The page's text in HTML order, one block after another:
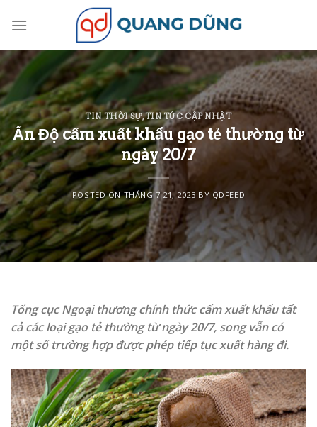
TIN THỜI SỰ,TIN TỨC CẬP NHẬT
Ấn Độ cấm xuất khẩu gạo tẻ thường từ
ngày 20/7
POSTED ONTHÁNG 7 21, 2023 BY QDFEED
Tổng cục Ngoại thương chính thức cấm xuất khẩu tất
cả các loại gạo tẻ thường từ ngày 20/7, song vẫn có
một số trường hợp được phép tiếp tục xuất hàng đi.